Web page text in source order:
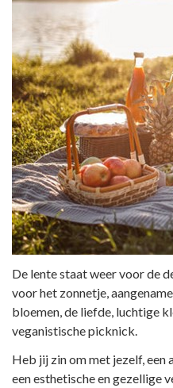
De lente staat weer voor de
voor het zonnetje,
bloemen, de liefde, luchtige
veganistische picknick.
Heb jij zin om met jezelf, een
een esthetische en gezellige